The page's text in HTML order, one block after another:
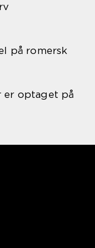
på romersk
er optaget på